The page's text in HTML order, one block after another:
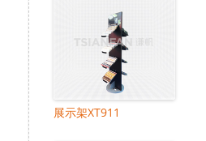
展示架XT911